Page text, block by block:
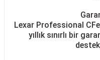
Lexar Professional
yıllık sınırlı bir